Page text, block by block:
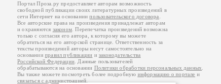
Портал Проза.ру предоставляет авторам возможность
свободной публикации своих литературных произведений в
сети Интернет на основаниипользовательского договора
Все авторские права на произведения принадлежат авторам
и охраняются законом . Перепечатка произведений возможна
только с согласия его автора, к которому вы можете
обратиться на его авторской странице. Ответственность за
тексты произведений авторы несут самостоятельно на
основанииправил публикации изаконодательства
Российской Федерации . Данные пользователей
обрабатываются на основании Политики обработки персональных данных
Вы также можете посмотреть более подробную информацию о портале и
связаться с администрацией